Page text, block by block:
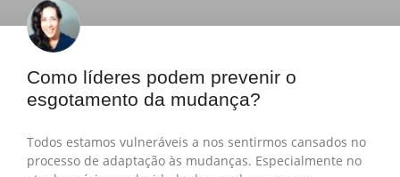
Como líderes podem prevenir o
esgotamento da mudança?
Todos estamos vulneráveis a nos sentirmos cansados no
processo de adaptação às mudanças. Especialmente no